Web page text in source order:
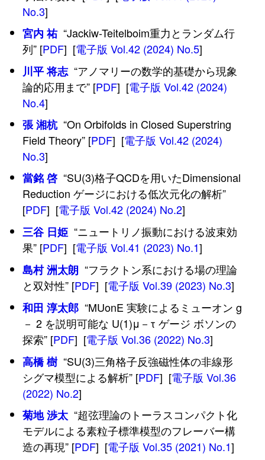
No.3]
宮内 祐“Jackiw-Teitelboim重力とランダム行
列” [PDF] [電子版 Vol.42 (2024) No.5]
川平 将志“アノマリーの数学的基礎から現象
論的応用まで” [PDF] [電子版 Vol.42 (2024)
No.4]
張 湘杭“On Orbifolds in Closed Superstring
Field Theory” [PDF] [電子版 Vol.42 (2024)
No.3]
當銘 啓“SU(3)格子QCDを用いたDimensional
Reduction ゲージにおける低次元化の解析”
[PDF] [電子版 Vol.42 (2024) No.2]
三谷 日姫“ニュートリノ振動における波束効
果” [PDF] [電子版 Vol.41 (2023) No.1]
島村 洲太朗 “フラクトン系における場の理論
と双対性” [PDF] [電子版 Vol.39 (2023) No.3]
和田 淳太郎“MUonE 実験によるミューオン g
－ 2 を説明可能な U(1)μ－τ ゲージ ボソンの
探索” [PDF] [電子版 Vol.36 (2022) No.3]
高橋 樹“SU(3)三角格子反強磁性体の非線形
シグマ模型による解析” [PDF] [電子版 Vol.36
(2022) No.2]
菊地 渉太“超弦理論のトーラスコンパクト化
モデルによる素粒子標準模型のフレーバー構
造の再現” [PDF] [電子版 Vol.35 (2021) No.1]